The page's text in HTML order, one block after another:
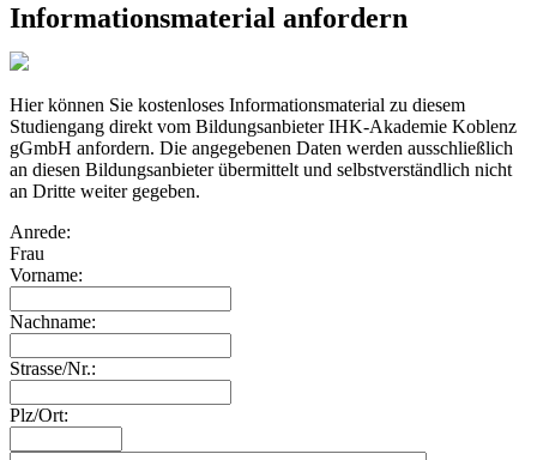
Informationsmaterial anfordern
Hier können Sie kostenloses Informationsmaterial zu diesem
Studiengang direkt vom Bildungsanbieter IHK-Akademie Koblenz
gGmbH anfordern. Die angegebenen Daten werden ausschließlich
an diesen Bildungsanbieter übermittelt und selbstverständlich nicht
an Dritte weiter gegeben.
Anrede:
Frau
Vorname:
Nachname:
Strasse/Nr.:
Plz/Ort: